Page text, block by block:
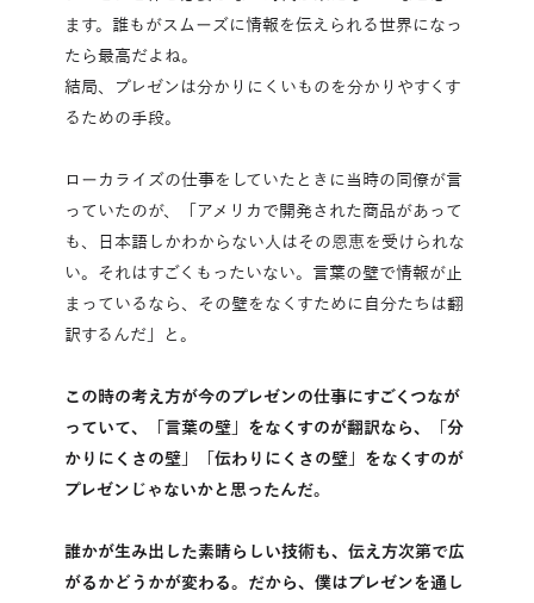
ます。誰もがスムーズに情報を伝えられる世界になっ
たら最高だよね。
結局、プレゼンは分かりにくいものを分かりやすくす
るための手段。
ローカライズの仕事をしていたときに当時の同僚が言
っていたのが、「アメリカで開発された商品があって
も、日本語しかわからない人はその恩恵を受けられな
い。それはすごくもったいない。言葉の壁で情報が止
まっているなら、その壁をなくすために自分たちは翻
訳するんだ」と。
この時の考え方が今のプレゼンの仕事にすごくつなが
っていて、「言葉の壁」をなくすのが翻訳なら、「分
かりにくさの壁」「伝わりにくさの壁」をなくすのが
プレゼンじゃないかと思ったんだ。
誰かが生み出した素晴らしい技術も、伝え方次第で広
がるかどうかが変わる。だから、僕はプレゼンを通し